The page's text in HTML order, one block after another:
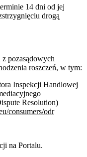
14 dni od jej
drogą
pozasądowych
roszczeń, w tym:
Inspekcji Handlowej
Resolution)
consumers/odr
na Portalu.